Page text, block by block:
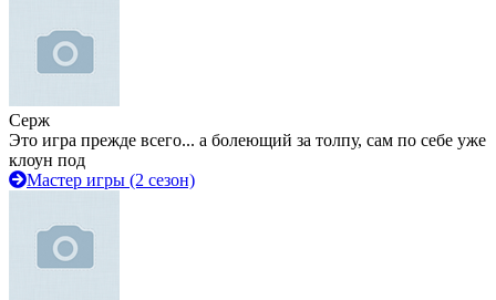
Серж
Это игра прежде всего... а болеющий за толпу, сам по себе уже
клоун под
Мастер игры (2 сезон)